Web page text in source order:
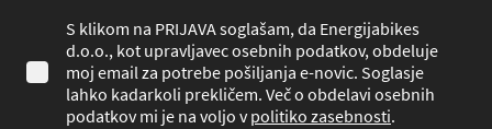
S klikom na PRIJAVA soglašam, da Energijabikes
d.o.o., kot upravljavec osebnih podatkov, obdeluje
moj email za potrebe pošiljanja e-novic. Soglasje
lahko kadarkoli prekličem. Več o obdelavi osebnih
podatkov mi je na voljo vpolitiko zasebnosti.